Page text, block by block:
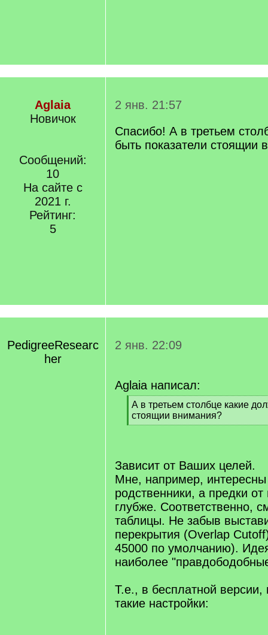
Aglaia
Новичок
Сообщений:
10
На сайте с
2021 г.
Рейтинг:
5
2 янв. 21:57
Спасибо! А в третьем
быть показатели стоящии
PedigreeResearc
her
2 янв. 22:09
Aglaia написал:
[
q
]
А в третьем столбце какие
стоящии внимания?
[
Зависит от Ваших целей.
Мне, например, интересны
родственники, а предки
глубже. Соответственно,
таблицы. Не забыв
перекрытия (Overlap
45000 по умолчанию).
наиболее
Т.е., в бесплатной версии,
такие настройки: